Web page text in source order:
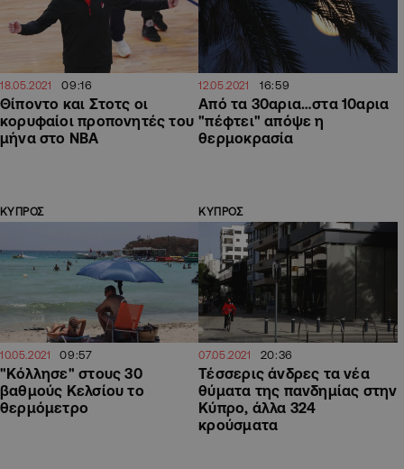
18.05.2021 09:16
Θίποντο και Στοτς οι
κορυφαίοι προπονητές του
μήνα στο ΝΒΑ
12.05.2021 16:59
Από τα 30αρια…στα 10αρια
"πέφτει" απόψε η
θερμοκρασία
ΚΥΠΡΟΣ
10.05.2021 09:57
"Κόλλησε" στους 30
βαθμούς Κελσίου το
θερμόμετρο
ΚΥΠΡΟΣ
07.05.2021 20:36
Τέσσερις άνδρες τα νέα
θύματα της πανδημίας στην
Κύπρο, άλλα 324
κρούσματα